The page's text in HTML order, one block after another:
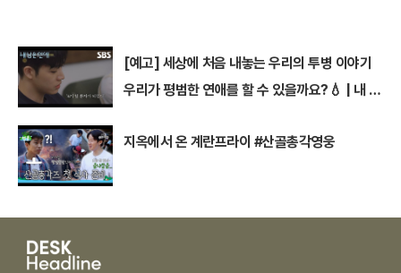
[예고] 세상에 처음 내놓는 우리의 투병 이야기
우리가 평범한 연애를 할 수 있을까요?💧 | 내 남
지옥에서 온 계란프라이 #산골총각영웅